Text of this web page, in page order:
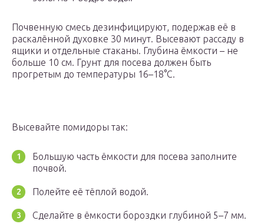
Почвенную смесь дезинфицируют, подержав её в
раскалённой духовке 30 минут. Высевают рассаду в
ящики и отдельные стаканы. Глубина ёмкости – не
больше 10 см. Грунт для посева должен быть
прогретым до температуры 16–18°С.
Высевайте помидоры так:
Большую часть ёмкости для посева заполните
почвой.
Полейте её тёплой водой.
Сделайте в ёмкости бороздки глубиной 5–7 мм.